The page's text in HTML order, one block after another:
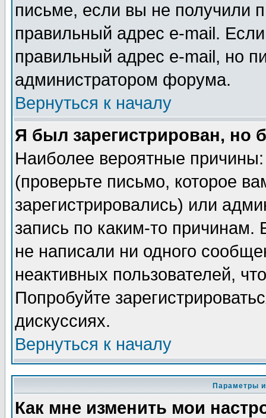
письме, если вы не получили
правильный адрес e-mail.
правильный адрес e-mail, но
администратором форума.
Вернуться к началу
Я был зарегистрирован, но
Наиболее вероятные
(проверьте письмо, которое
зарегистрировались) или
запись по каким-то
не написали ни одного
неактивных пользователей,
Попробуйте
дискуссиях.
Вернуться к началу
Параметры
Как мне изменить мои